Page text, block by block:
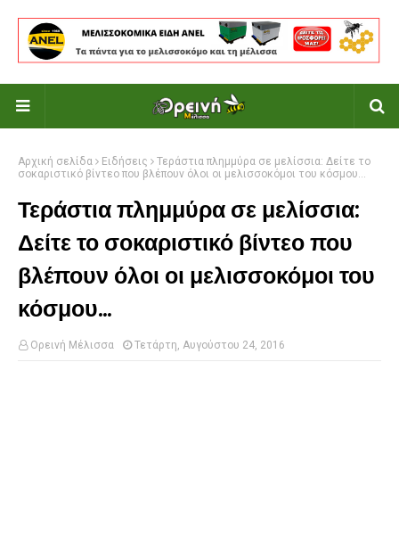
Αρχική σελίδα Ειδήσεις
Τεράστια πλημμύρα σε μελίσσια: Δείτε το
σοκαριστικό βίντεο που βλέπουν όλοι οι μελισσοκόμοι του κόσμου...
Τεράστια πλημμύρα σε μελίσσια:
Δείτε το σοκαριστικό βίντεο που
βλέπουν όλοι οι μελισσοκόμοι του
κόσμου...
Ορεινή Μέλισσα Τετάρτη, Αυγούστου 24, 2016